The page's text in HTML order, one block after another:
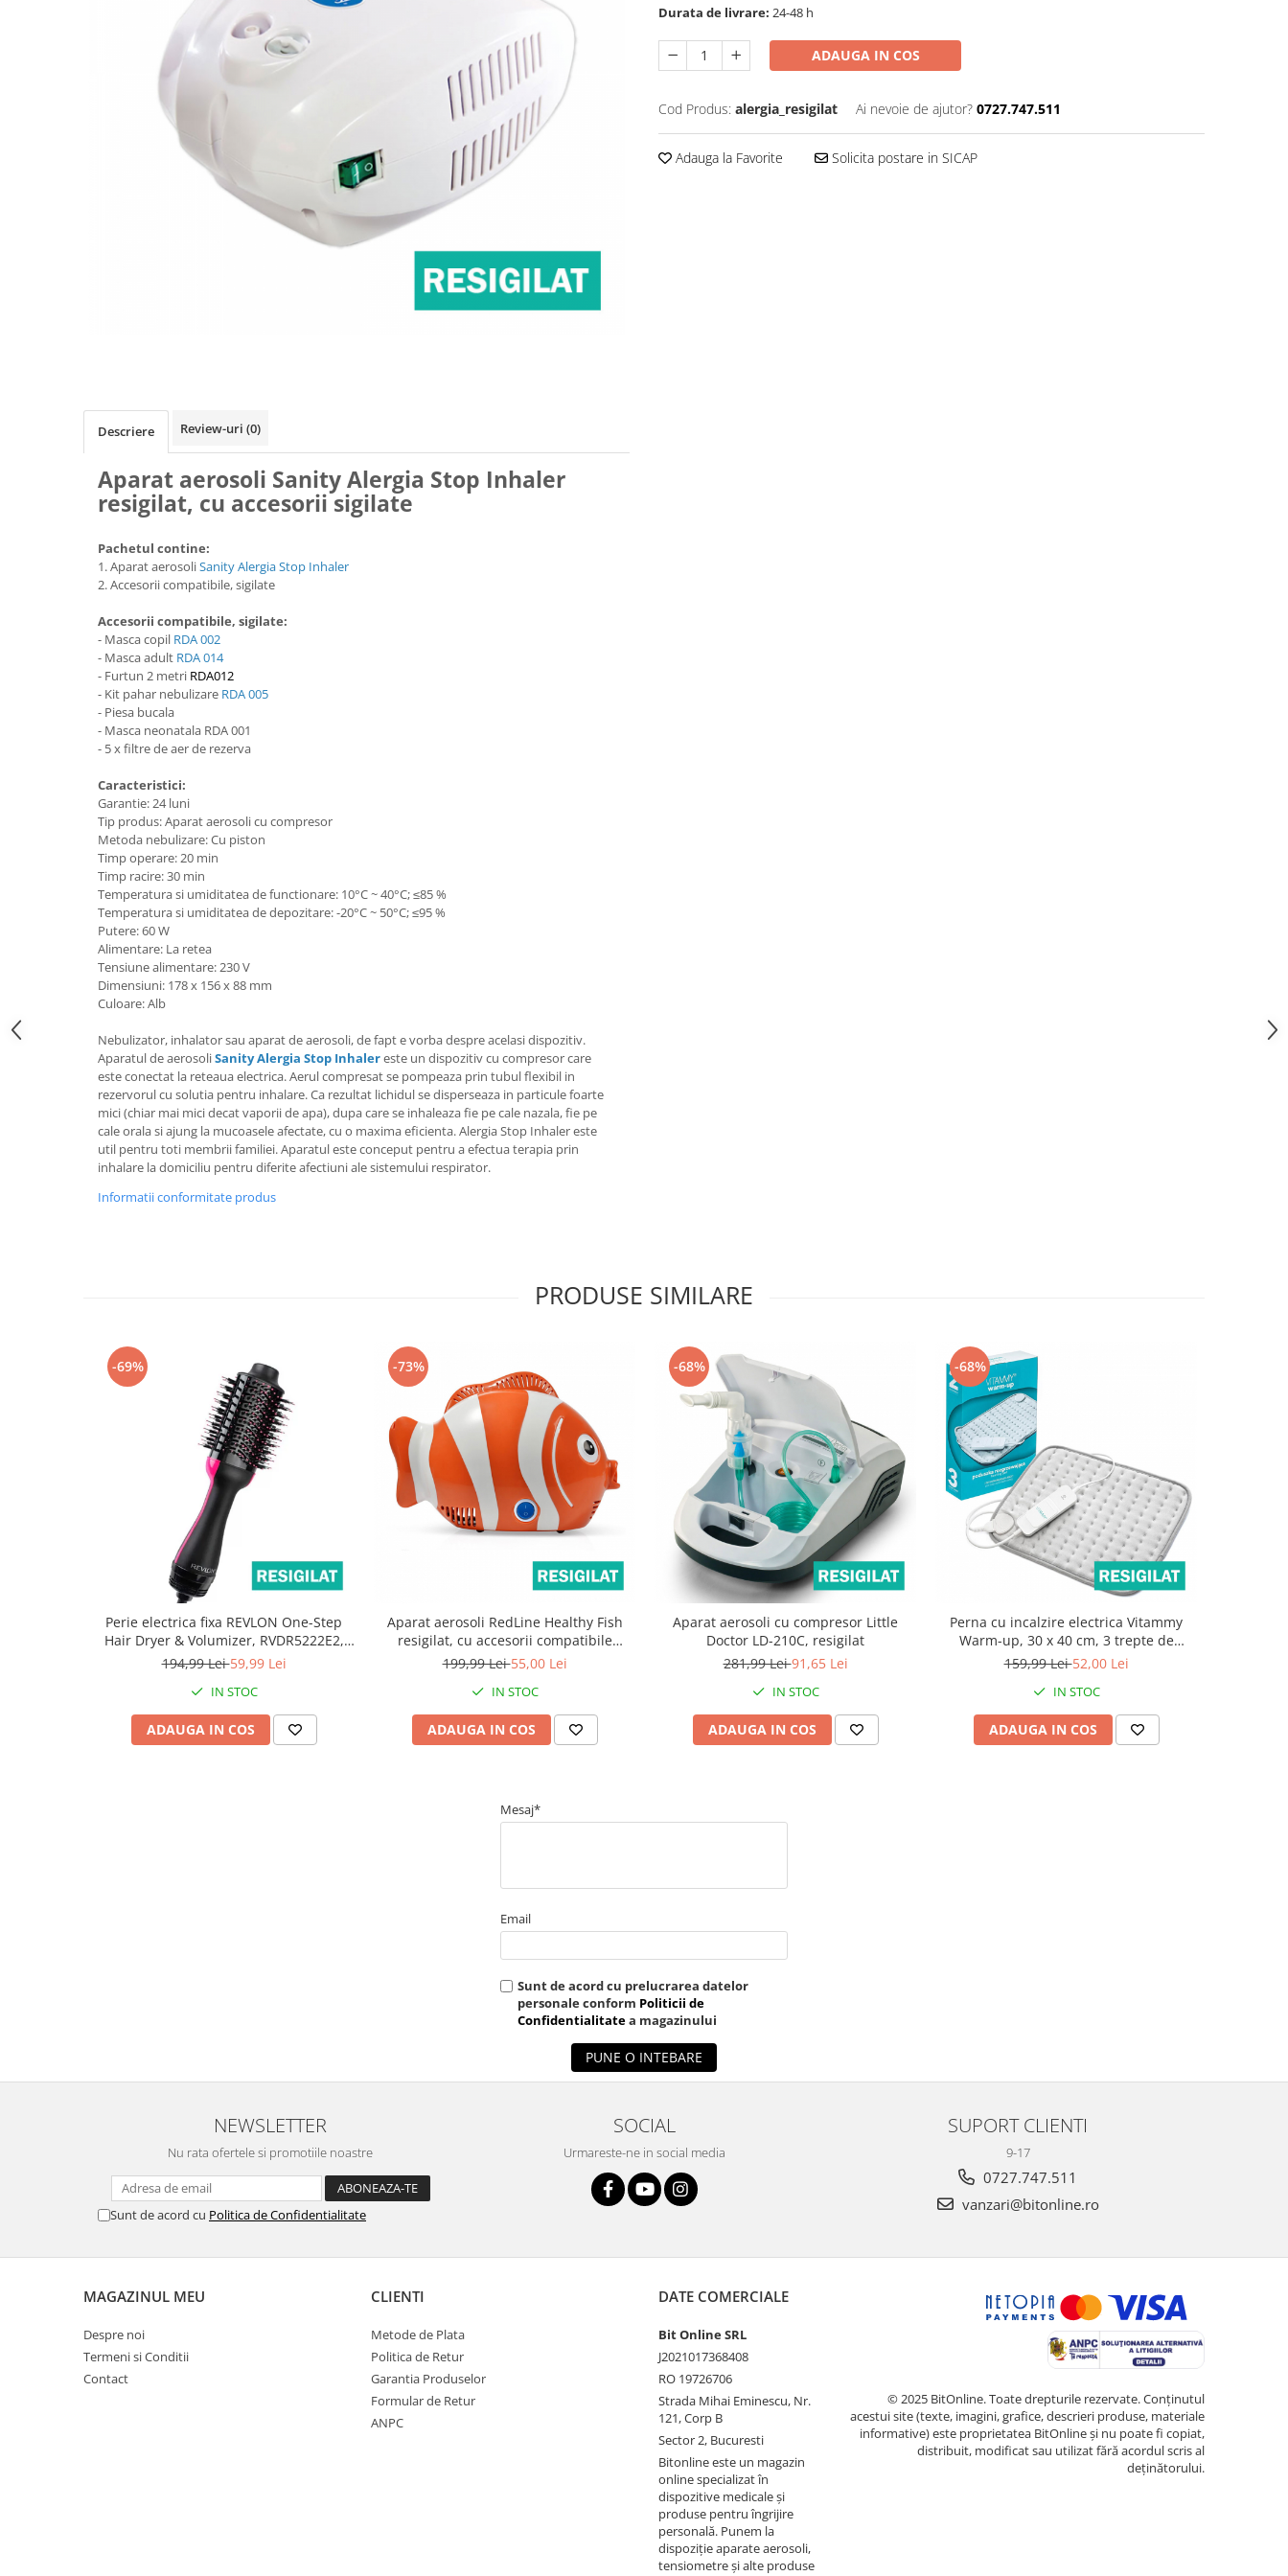
Pulsoximetre profesionale
Ingrijire personala
Ingrjire faciala
Manichiura-pedichiura
Tratamente ingrjire corp
Igiena dentara
Irigatoare bucale
Accesorii si rezerve
Ondulatoare si placi de par
Uscatoare si perii electrice
Perii electrice
Articole ingrijire copii
Aspiratoare nazale
Pompe de san
Incalzitoare si sterilizatoare
Electrocasnice & climatizare
Purificatoare
Incalzitoare corporale
Electrocasnice mici
Suplimente nutritive
Proteine si aminoacizi
Durata de livrare: 24-48 h
ADAUGA IN COS
Cod Produs: alergia_resigilat Ai nevoie de ajutor? 0727.747.511
Adauga la Favorite Solicita postare in SICAP
Descriere Review-uri (0)
Aparat aerosoli Sanity Alergia Stop Inhaler
resigilat, cu accesorii sigilate
Pachetul contine:
1. Aparat aerosoliSanity Alergia Stop Inhaler
2.Accesorii compatibile, sigilate
Accesorii compatibile, sigilate:
- Masca copil RDA 002
- Masca adult RDA 014
- Furtun 2 metri RDA012
- Kit pahar nebulizare RDA 005
- Piesa bucala
- Masca neonatala RDA 001
- 5 x filtre de aer de rezerva
Caracteristici:
Garantie: 24 luni
Tip produs: Aparat aerosoli cu compresor
Metoda nebulizare: Cu piston
Timp operare: 20 min
Timp racire: 30 min
Temperatura si umiditatea de functionare: 10°C ~ 40°C; ≤85 %
Temperatura si umiditatea de depozitare: -20°C ~ 50°C; ≤95 %
Putere: 60 W
Alimentare: La retea
Tensiune alimentare: 230 V
Dimensiuni: 178 x 156 x 88 mm
Culoare: Alb
Nebulizator, inhalator sau aparat de aerosoli, de fapt e vorba despre acelasi dispozitiv.
Aparatul de aerosoliSanity Alergia Stop Inhalereste un dispozitiv cu compresor care
este conectat la reteaua electrica. Aerul compresat se pompeaza prin tubul flexibil in
rezervorul cu solutia pentru inhalare. Ca rezultat lichidul se disperseaza in particule foarte
mici (chiar mai mici decat vaporii de apa), dupa care se inhaleaza fie pe cale nazala, fie pe
cale orala si ajung la mucoasele afectate, cu o maxima eficienta. Alergia Stop Inhaler este
util pentru toti membrii familiei. Aparatul este conceput pentru a efectua terapia prin
inhalare la domiciliu pentru diferite afectiuni ale sistemului respirator.
Informatii conformitate produs
PRODUSE SIMILARE
-69%
Perie electrica fixa REVLON One-Step
Hair Dryer & Volumizer, RVDR5222E2,
resigilata
194,99 Lei59,99 Lei
IN STOC
ADAUGA IN COS
-73%
Aparat aerosoli RedLine Healthy Fish
resigilat, cu accesorii compatibile
sigilate
199,99 Lei55,00 Lei
IN STOC
ADAUGA IN COS
-68%
Aparat aerosoli cu compresor Little
Doctor LD-210C, resigilat
281,99 Lei91,65 Lei
IN STOC
ADAUGA IN COS
-68%
Perna cu incalzire electrica Vitammy
Warm-up, 30 x 40 cm, 3 trepte de
incalzire, termostat cu senzor, material
159,99 Lei52,00 Lei
IN STOC
ADAUGA IN COS
Mesaj*
Email
Sunt de acord cu prelucrarea datelor
personale conform Politicii de
Confidentialitatea magazinului
PUNE O INTEBARE
NEWSLETTER
Nu rata ofertele si promotiile noastre
Sunt de acord cu Politica de Confidentialitate
SOCIAL
Urmareste-ne in social media
SUPORT CLIENTI
9-17
0727.747.511
vanzari@bitonline.ro
MAGAZINUL MEU
Despre noi
Termeni si Conditii
Contact
CLIENTI
Metode de Plata
Politica de Retur
Garantia Produselor
Formular de Retur
ANPC
DATE COMERCIALE
Bit Online SRL
J2021017368408
RO 19726706
Strada Mihai Eminescu, Nr.
121, Corp B
Sector 2, Bucuresti
Bitonline este un magazin
online specializat în
dispozitive medicale și
produse pentru îngrijire
personală. Punem la
dispoziție aparate aerosoli,
tensiometre și alte produse
© 2025 BitOnline. Toate drepturile rezervate. Conținutul
acestui site (texte, imagini, grafice, descrieri produse, materiale
informative) este proprietatea BitOnline și nu poate fi copiat,
distribuit, modificat sau utilizat fără acordul scris al
deținătorului.